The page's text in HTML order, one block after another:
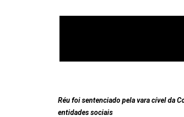
Réu foi sentenciado pela vara cível da
entidades sociais